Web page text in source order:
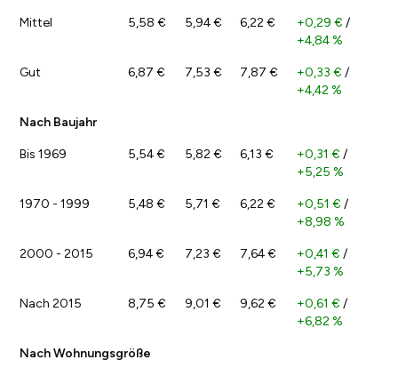
Mittel 5,58 € 5,94 € 6,22 € +0,29 € /
+4,84 %
Gut 6,87 € 7,53 € 7,87 € +0,33 € /
+4,42 %
Nach Baujahr
Bis 1969 5,54 € 5,82 € 6,13 € +0,31 € /
+5,25 %
1970 - 1999 5,48 € 5,71 € 6,22 € +0,51 € /
+8,98 %
2000 - 2015 6,94 € 7,23 € 7,64 € +0,41 € /
+5,73 %
Nach 2015 8,75 € 9,01 € 9,62 € +0,61 € /
+6,82 %
Nach Wohnungsgröße